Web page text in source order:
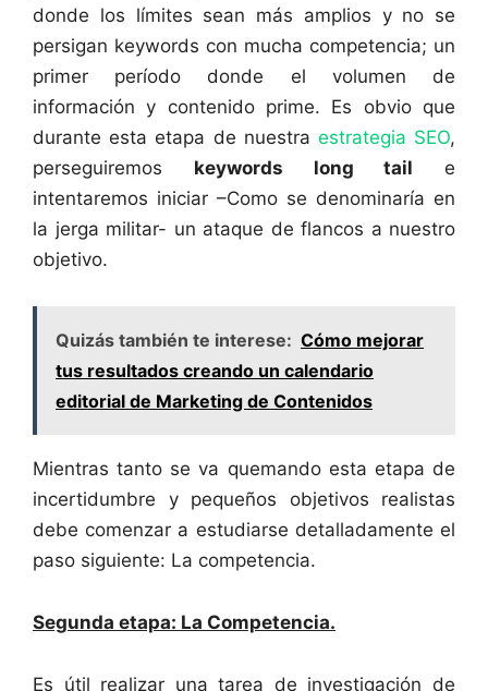
donde los límites sean más amplios y no se
persigan keywords con mucha competencia; un
primer período donde el volumen de
información y contenido prime. Es obvio que
durante esta etapa de nuestra estrategia SEO,
perseguiremos keywords long tail e
intentaremos iniciar –Como se denominaría en
la jerga militar- un ataque de flancos a nuestro
objetivo.
Quizás también te interese: Cómo mejorar
tus resultados creando un calendario
editorial de Marketing de Contenidos
Mientras tanto se va quemando esta etapa de
incertidumbre y pequeños objetivos realistas
debe comenzar a estudiarse detalladamente el
paso siguiente: La competencia.
Segunda etapa: La Competencia.
Es útil realizar una tarea de investigación de